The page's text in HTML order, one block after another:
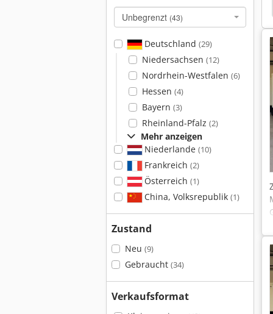
Unbegrenzt (43)
Deutschland (29)
Niedersachsen (12)
Nordrhein-Westfalen (6)
Hessen (4)
Bayern (3)
Rheinland-Pfalz (2)
Mehr anzeigen
Niederlande (10)
Frankreich (2)
Österreich (1)
China, Volksrepublik (1)
Zustand
Neu (9)
Gebraucht (34)
Verkaufsformat
Fendt 309 Fendt 308 Lsa